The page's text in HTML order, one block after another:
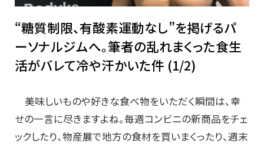
“糖質制限、有酸素運動なし”を掲げるパ
ーソナルジムへ。筆者の乱れまくった食生
活がバレて冷や汗かいた件 (1/2)
美味しいものや好きな食べ物をいただく瞬間は、幸
せの一言に尽きますよね。毎週コンビニの新商品をチェ
ックしたり、物産展で地方の食材を買いまくったり、週末